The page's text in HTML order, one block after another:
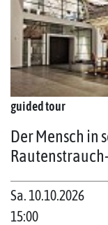
guided tour
Der Mensch in
Sa. 10.10.2026
15:00